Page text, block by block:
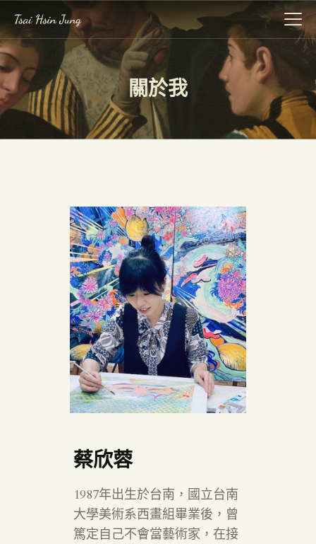
關於我
作品集
展覽
蔡欣蓉
1987年出生於台南，國立台南
大學美術系西畫組畢業後，曾
篤定自己不會當藝術家，在接